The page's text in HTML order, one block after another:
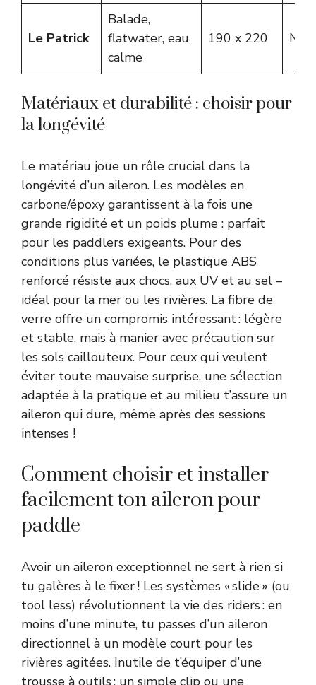
Le Patrick
Balade,
flatwater, eau
calme
190 x 220 NC
Matériaux et durabilité : choisir pour
la longévité
Le matériau joue un rôle crucial dans la
longévité d’un aileron. Les modèles en
carbone/époxy garantissent à la fois une
grande rigidité et un poids plume : parfait
pour les paddlers exigeants. Pour des
conditions plus variées, le plastique ABS
renforcé résiste aux chocs, aux UV et au sel –
idéal pour la mer ou les rivières. La fibre de
verre offre un compromis intéressant : légère
et stable, mais à manier avec précaution sur
les sols caillouteux. Pour ceux qui veulent
éviter toute mauvaise surprise, une sélection
adaptée à la pratique et au milieu t’assure un
aileron qui dure, même après des sessions
intenses !
Comment choisir et installer
facilement ton aileron pour
paddle
Avoir un aileron exceptionnel ne sert à rien si
tu galères à le fixer ! Les systèmes « slide » (ou
tool less) révolutionnent la vie des riders : en
moins d’une minute, tu passes d’un aileron
directionnel à un modèle court pour les
rivières agitées. Inutile de t’équiper d’une